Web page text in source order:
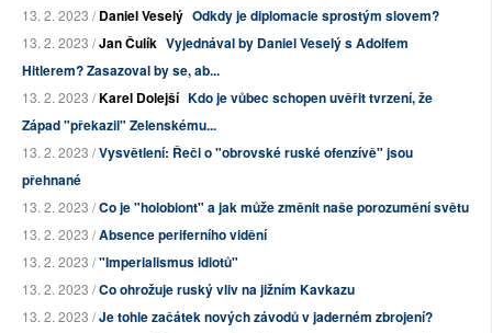
13. 2. 2023 /Daniel Veselý Odkdy je diplomacie sprostým slovem?
13. 2. 2023 /Jan Čulík Vyjednával by Daniel Veselý s Adolfem
Hitlerem? Zasazoval by se, ab...
13. 2. 2023 /Karel Dolejší Kdo je vůbec schopen uvěřit tvrzení, že
Západ "překazil" Zelenskému...
13. 2. 2023 /Vysvětlení: Řeči o "obrovské ruské ofenzívě" jsou
přehnané
13. 2. 2023 /Co je "holobiont" a jak může změnit naše porozumění světu
13. 2. 2023 /Absence periferního vidění
13. 2. 2023 /"Imperialismus idiotů"
13. 2. 2023 /Co ohrožuje ruský vliv na jižním Kavkazu
13. 2. 2023 /Je tohle začátek nových závodů v jaderném zbrojení?